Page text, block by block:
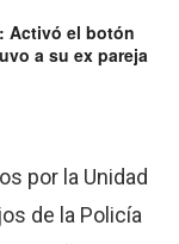
Activó el botón
a su ex pareja
por la Unidad
de la Policía